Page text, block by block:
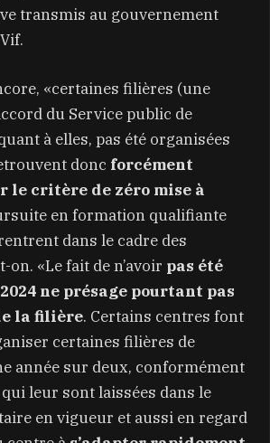
transmis au gouvernement
«certaines filières (une
du Service public de
à elles, pas été organisées
donc forcément
le critère de zéro mise à
en formation qualifiante
dans le cadre des
«Le fait de n’avoir pas été
ne présage pourtant pas
la filière. Certains centres font
certaines filières de
année sur deux, conformément
leur sont laissées dans le
en vigueur et aussi en regard